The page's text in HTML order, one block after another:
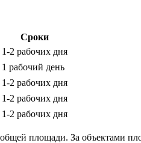
Сроки
1-2 рабочих дня
1 рабочий день
1-2 рабочих дня
1-2 рабочих дня
1-2 рабочих дня
площади. За объектами